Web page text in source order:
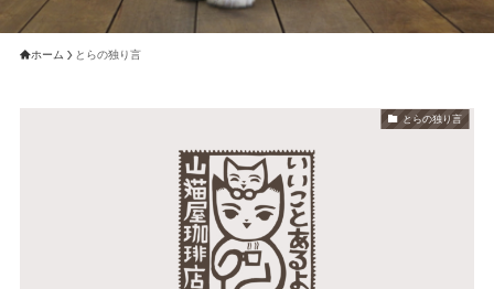
ホーム とらの独り言
とらの独り言